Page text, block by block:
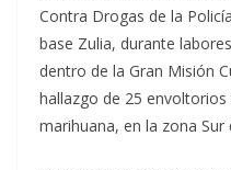
Contra Drogas de la
base Zulia, durante
dentro de la Gran Misión
hallazgo de 25
marihuana, en la zona